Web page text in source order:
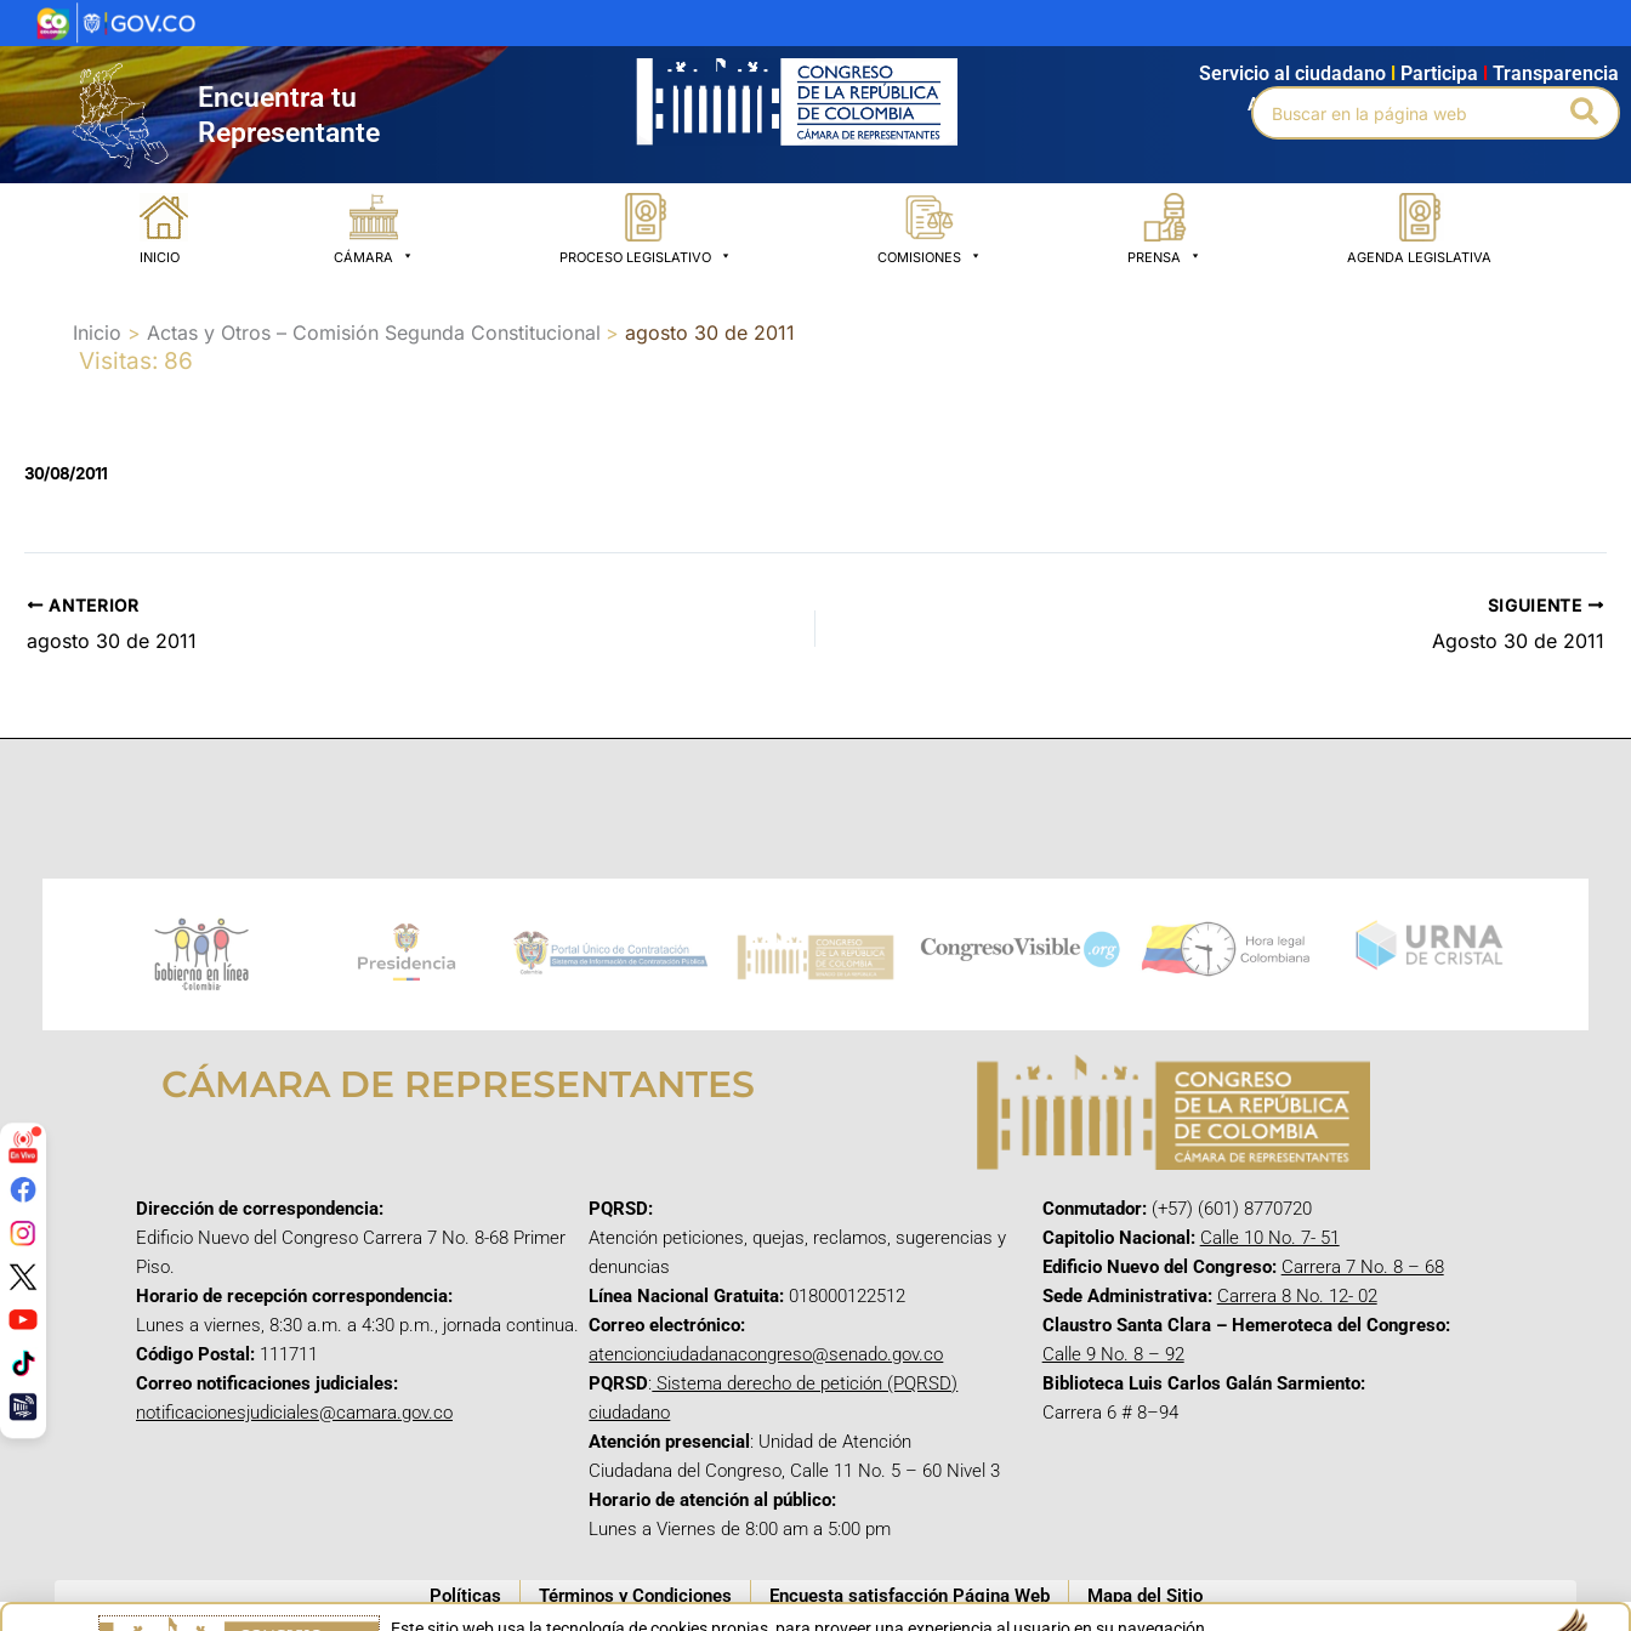
al
contenido
Encuentra tu
Representante
Agendamiento Intranet Búsqueda avanzada
Servicio al ciudadano Participa Transparencia
Buscar
por:
INICIO CÁMARA PROCESO LEGISLATIVO COMISIONES PRENSA AGENDA LEGISLATIVA
Inicio Actas y Otros – Comisión Segunda Constitucional agosto 30 de 2011
Visitas: 86
30/08/2011
ANTERIOR
agosto 30 de 2011
SIGUIENTE
Agosto 30 de 2011
CÁMARA DE REPRESENTANTES
Dirección de correspondencia:
Edificio Nuevo del Congreso Carrera 7 No. 8-68 Primer
Piso.
Horario de recepción correspondencia:
Lunes a viernes, 8:30 a.m. a 4:30 p.m., jornada continua.
Código Postal: 111711
Correo notificaciones judiciales:
notificacionesjudiciales@camara.gov.co
PQRSD:
Atención peticiones, quejas, reclamos, sugerencias y
denuncias
Línea Nacional Gratuita: 018000122512
Correo electrónico:
atencionciudadanacongreso@senado.gov.co
PQRSD: Sistema derecho de petición (PQRSD)
ciudadano
Atención presencial : Unidad de Atención
Ciudadana del Congreso, Calle 11 No. 5 – 60 Nivel 3
Horario de atención al público:
Lunes a Viernes de 8:00 am a 5:00 pm
Conmutador:(+57) (601) 8770720
Capitolio Nacional: Calle 10 No. 7- 51
Edificio Nuevo del Congreso: Carrera 7 No. 8 – 68
Sede Administrativa: Carrera 8 No. 12- 02
Claustro Santa Clara – Hemeroteca del Congreso:
Calle 9 No. 8 – 92
Biblioteca Luis Carlos Galán Sarmiento:
Carrera 6 # 8–94
Políticas Términos y Condiciones Encuesta satisfacción Página Web Mapa del Sitio